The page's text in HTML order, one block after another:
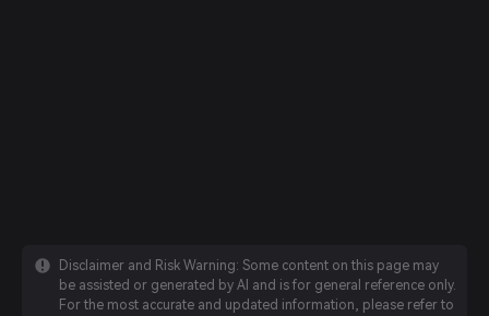
Disclaimer and Risk Warning: Some content on this page may
be assisted or generated by AI and is for general reference only.
For the most accurate and updated information, please refer to